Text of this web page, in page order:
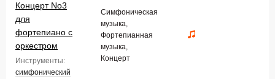
Концерт No3
для
фортепиано с
оркестром
Инструменты:
симфонический
Симфоническая
музыка,
Фортепианная
музыка,
Концерт